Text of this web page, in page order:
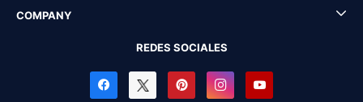
COMPANY
REDES SOCIALES